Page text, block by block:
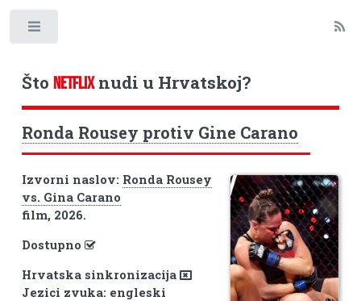
Što NETFLIXnudi u Hrvatskoj?
Ronda Rousey protiv Gine Carano
Izvorni naslov: Ronda Rousey
vs. Gina Carano
film, 2026.
Dostupno
Hrvatska sinkronizacija
Jezici zvuka: engleski